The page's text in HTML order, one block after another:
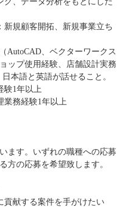
新規顧客開拓、新規事業立ち
AutoCAD、ベクターワークス
ップ使用経験、店舗設計実務
本語と英語が話せること。
験1年以上
業務経験1年以上
ます。いずれの職種への応募
方の応募を希望致します。
貢献する案件を手がけたい